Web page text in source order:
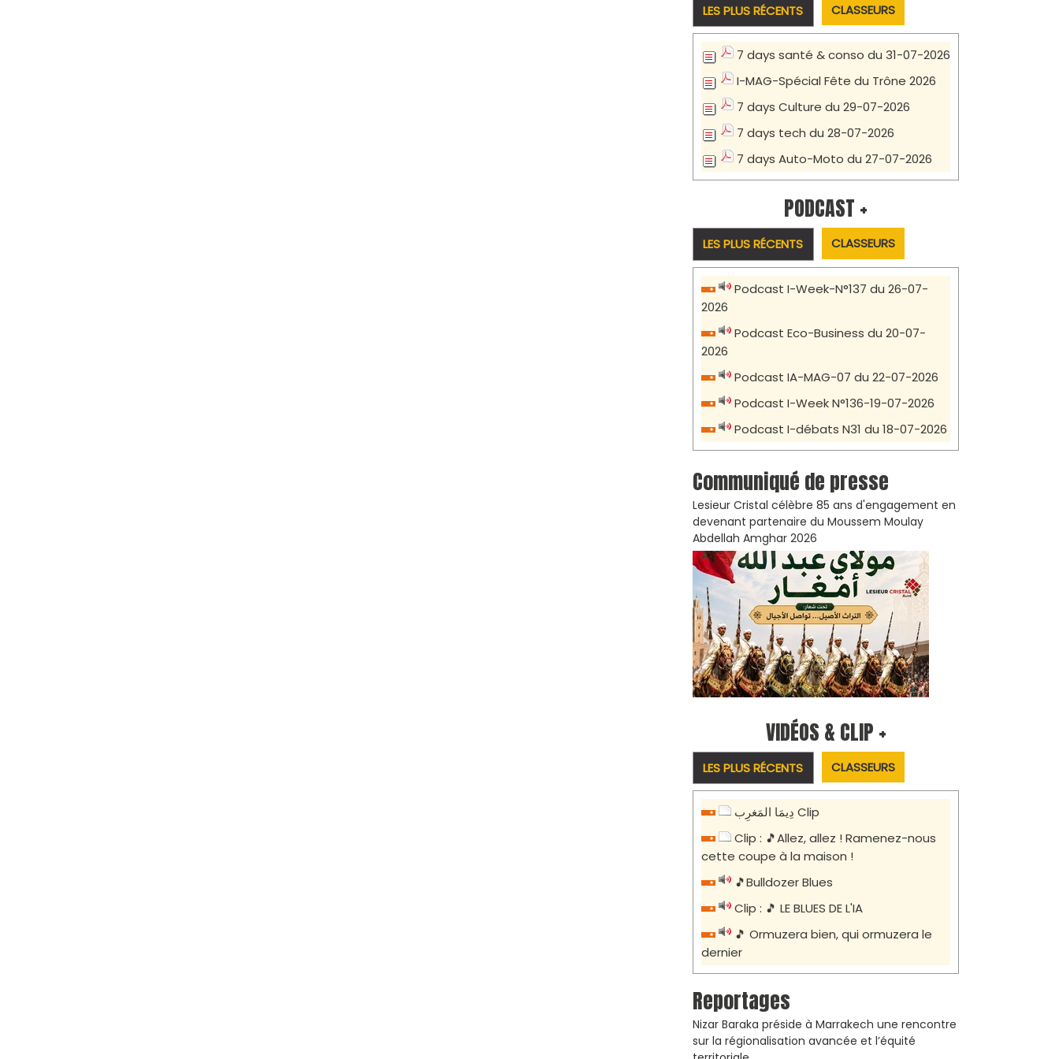
LES PLUS RÉCENTS CLASSEURS
7 days santé & conso du 31-07-2026
I-MAG-Spécial Fête du Trône 2026
7 days Culture du 29-07-2026
7 days tech du 28-07-2026
7 days Auto-Moto du 27-07-2026
PODCAST +
LES PLUS RÉCENTS CLASSEURS
Podcast I-Week-N°137 du 26-07-
2026
Podcast Eco-Business du 20-07-
2026
Podcast IA-MAG-07 du 22-07-2026
Podcast I-Week N°136-19-07-2026
Podcast I-débats N31 du 18-07-2026
Communiqué de presse
Lesieur Cristal célèbre 85 ans d'engagement en
devenant partenaire du Moussem Moulay
Abdellah Amghar 2026
VIDÉOS & CLIP +
LES PLUS RÉCENTS CLASSEURS
دِيمَا المَغرِب Clip
Clip : 🎵Allez, allez ! Ramenez-nous
cette coupe à la maison !
🎵Bulldozer Blues
Clip : 🎵 LE BLUES DE L'IA
🎵 Ormuzera bien, qui ormuzera le
dernier
Reportages
Nizar Baraka préside à Marrakech une rencontre
sur la régionalisation avancée et l’équité